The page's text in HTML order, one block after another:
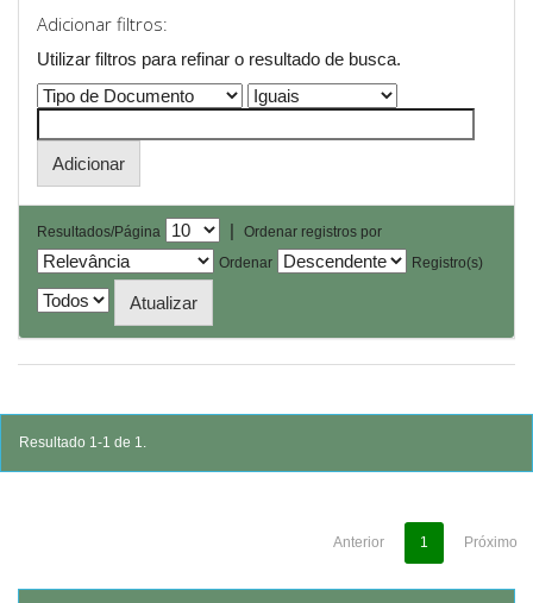
Adicionar filtros:
Utilizar filtros para refinar o resultado de busca.
Resultados/Página |
Ordenar registros por
Ordenar
Registro(s)
Resultado 1-1 de 1.
Anterior 1 Próximo